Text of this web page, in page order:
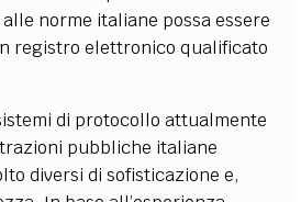
norme italiane possa essere
registro elettronico qualificato
di protocollo attualmente
pubbliche italiane
diversi di sofisticazione e,